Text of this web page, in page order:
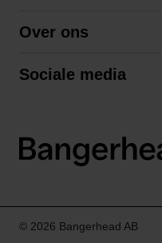
Retourneren
Over ons
Sociale media
LinkedIn
© 2026 Bangerhead AB